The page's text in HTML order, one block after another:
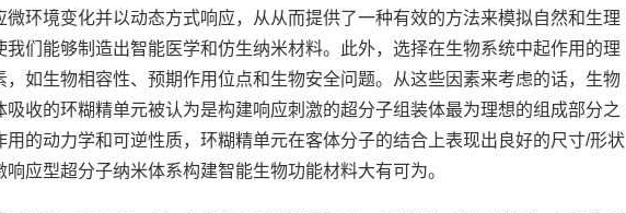
环境变化并以动态方式响应，从从而提供了一种有效的方法来模拟自然和生理
们能够制造出智能医学和仿生纳米材料。此外，选择在生物系统中起作用的理
如生物相容性、预期作用位点和生物安全问题。从这些因素来考虑的话，生物
收的环糊精单元被认为是构建响应刺激的超分子组装体最为理想的组成部分之
的动力学和可逆性质，环糊精单元在客体分子的结合上表现出良好的尺寸/形状
应型超分子纳米体系构建智能生物功能材料大有可为。